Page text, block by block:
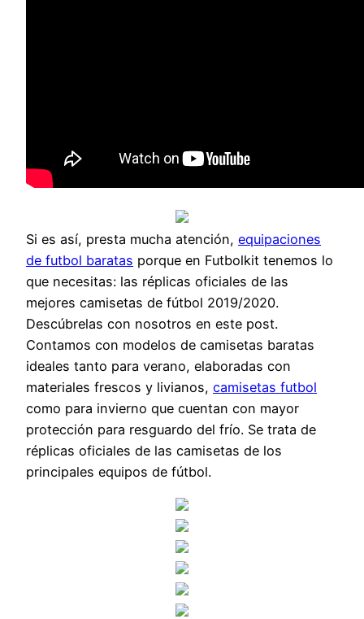
Si es así, presta mucha atención, equipaciones
de futbol baratas porque en Futbolkit tenemos lo
que necesitas: las réplicas oficiales de las
mejores camisetas de fútbol 2019/2020.
Descúbrelas con nosotros en este post.
Contamos con modelos de camisetas baratas
ideales tanto para verano, elaboradas con
materiales frescos y livianos, camisetas futbol
como para invierno que cuentan con mayor
protección para resguardo del frío. Se trata de
réplicas oficiales de las camisetas de los
principales equipos de fútbol.